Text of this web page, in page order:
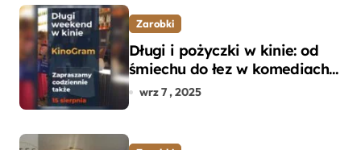
Zarobki
Długi i pożyczki w kinie: od
śmiechu do łez w komediach i
dramatach
wrz 7 , 2025